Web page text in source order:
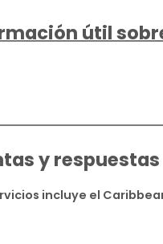
útil
y respuestas
incluye el